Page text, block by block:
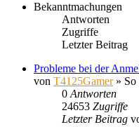
Bekanntmachungen
Antworten
Zugriffe
Letzter Beitrag
Probleme bei der
von T4125Gamer»
0 Antworten
24653 Zugriffe
Letzter Beitrag